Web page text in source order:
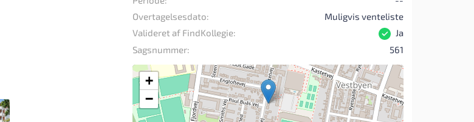
Overtagelsesdato:
Muligvis venteliste
Valideret af FindKollegie:
Ja
Sagsnummer:
561
+
−